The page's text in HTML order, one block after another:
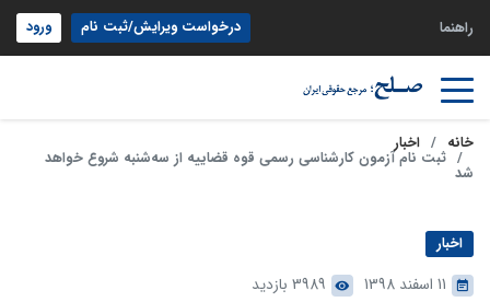
راهنما درخواست ویرایش/ثبت نام ورود
خانه اخبار
ثبت نام آزمون کارشناسی رسمی قوه قضاییه از سه‌شنبه شروع خواهد
شد
اخبار
11 اسفند 1398 3989 بازدید